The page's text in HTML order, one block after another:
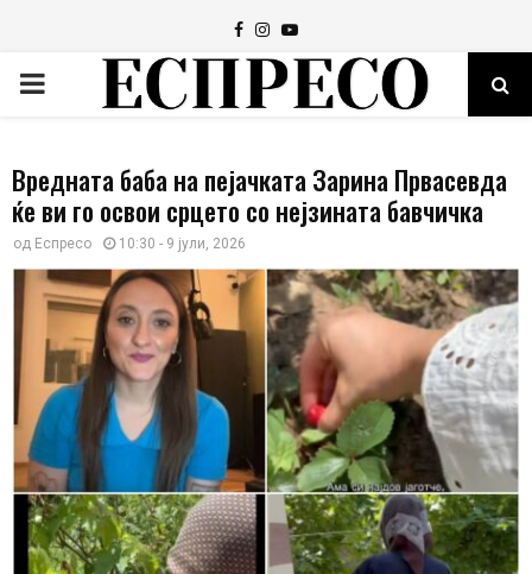
Facebook
Instagram
Youtube
PRIMARY
Вредната баба на пејачката Зарина Првасевда
ќе ви го освои срцето со нејзината бавчичка
од Еспресо 10:30 - 9 јули, 2026